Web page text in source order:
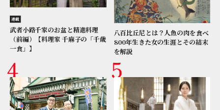
連載
武者小路千家のお盆と精進料理
（前編）【料理家 千麻子の「千歳
一食」】
八百比丘尼とは？人魚の肉を食べ
800年生きた女の生涯とその結末
を解説